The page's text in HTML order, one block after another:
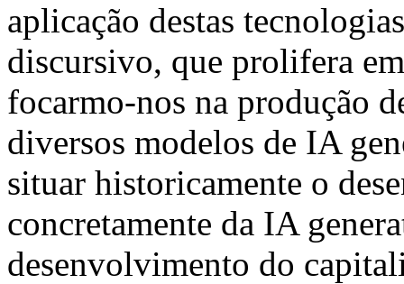
aplicação destas
discursivo, que prolifera
focarmo-nos na produção
diversos modelos de IA
situar historicamente o
concretamente da IA
desenvolvimento do